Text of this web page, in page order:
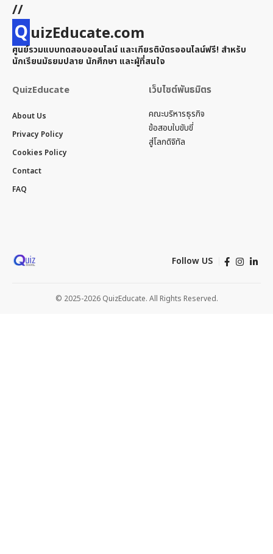
//
QuizEducate.com
ศูนย์รวมแบบทดสอบออนไลน์ และเกียรติบัตรออนไลน์ฟรี! สำหรับ
นักเรียนมัธยมปลาย นักศึกษา และผู้ที่สนใจ
QuizEducate
About Us
Privacy Policy
Cookies Policy
Contact
FAQ
เว็บไซต์พันธมิตร
คณะบริหารธุรกิจ
ข้อสอบใบขับขี่
สู่โลกดิจิทัล
Follow US
© 2025-2026 QuizEducate. All Rights Reserved.